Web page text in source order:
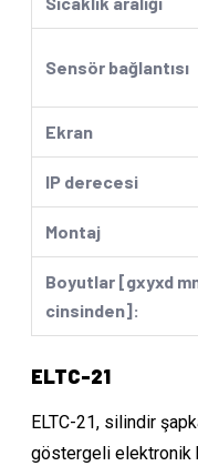
Sensör bağlantısı
Ekran
IP derecesi
Montaj
Boyutlar [gxyxd
cinsinden]:
ELTC-21
ELTC-21, silindir
göstergeli elektronik